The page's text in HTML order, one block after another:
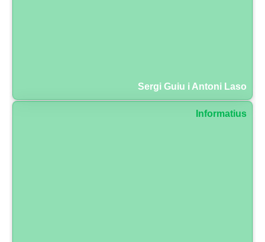
Sergi Guiu i Antoni Laso
Informatius